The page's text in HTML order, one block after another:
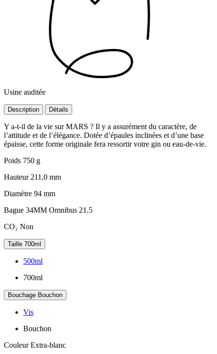
Usine auditée
Description Détails
Y a-t-il de la vie sur MARS ? Il y a assurément du caractère, de
l’attitude et de l’élégance. Dotée d’épaules inclinées et d’une base
épaisse, cette forme originale fera ressortir votre gin ou eau-de-vie.
Poids 750 g
Hauteur 211,0 mm
Diamètre 94 mm
Bague 34MM Omnibus 21.5
CO₂ Non
Taille 700ml
500ml
700ml
Bouchage Bouchon
Vis
Bouchon
CouleurExtra-blanc